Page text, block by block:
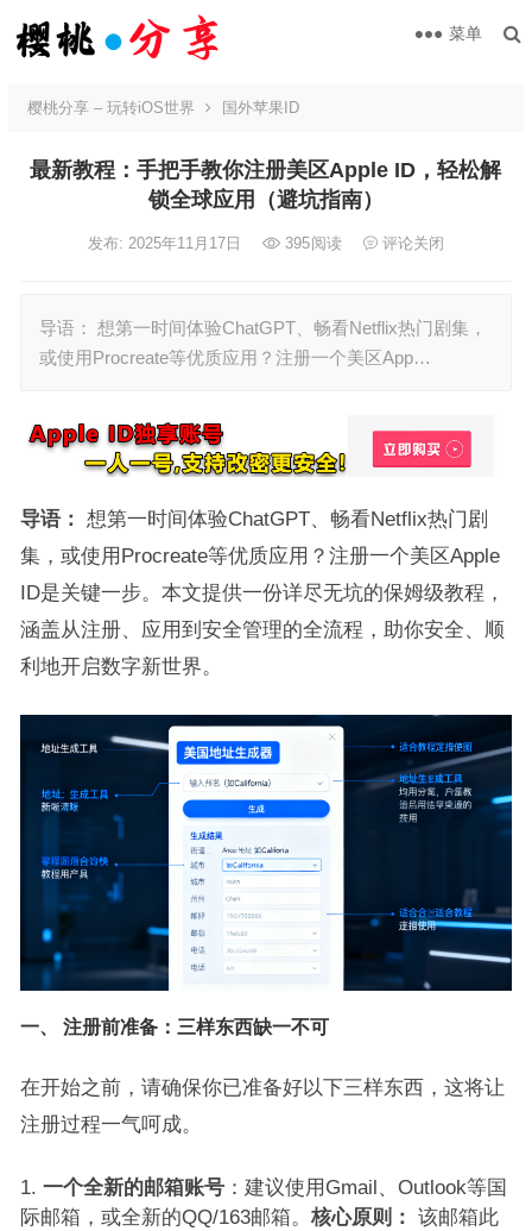
菜单
樱桃分享 – 玩转iOS世界 国外苹果ID
最新教程：手把手教你注册美区Apple ID，轻松解
锁全球应用（避坑指南）
发布: 2025年11月17日 395阅读 评论关闭
导语： 想第一时间体验ChatGPT、畅看Netflix热门剧集，
或使用Procreate等优质应用？注册一个美区App…
导语：
想第一时间体验ChatGPT、畅看Netflix热门剧
集，或使用Procreate等优质应用？注册一个美区Apple
ID是关键一步。本文提供一份详尽无坑的保姆级教程，
涵盖从注册、应用到安全管理的全流程，助你安全、顺
利地开启数字新世界。
一、 注册前准备：三样东西缺一不可
在开始之前，请确保你已准备好以下三样东西，这将让
注册过程一气呵成。
一个全新的邮箱账号：建议使用Gmail、Outlook等国
际邮箱，或全新的QQ/163邮箱。 核心原则：
该邮箱此